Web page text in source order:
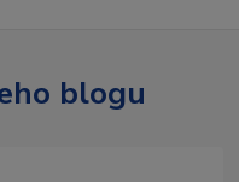
blogu